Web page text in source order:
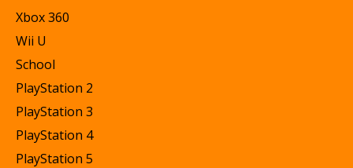
Xbox 360
Wii U
School
PlayStation 2
PlayStation 3
PlayStation 4
PlayStation 5